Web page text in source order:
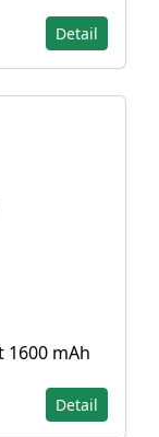
Detail
1600 mAh
Detail